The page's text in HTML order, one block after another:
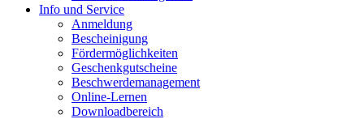
Info und Service
Anmeldung
Bescheinigung
Fördermöglichkeiten
Geschenkgutscheine
Beschwerdemanagement
Online-Lernen
Downloadbereich